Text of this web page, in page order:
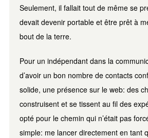
Seulement, il fallait tout de même se
devait devenir portable et être prêt à
bout de la terre.
Pour un indépendant dans la
d’avoir un bon nombre de contacts
solide, une présence sur le web: des
construisent et se tissent au fil des
opté pour le chemin qui n’était pas
simple: me lancer directement en tant